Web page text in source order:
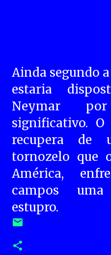
Ainda segundo
estaria
Neymar
significativo. O
recupera de
tornozelo que
América,
campos
estupro.